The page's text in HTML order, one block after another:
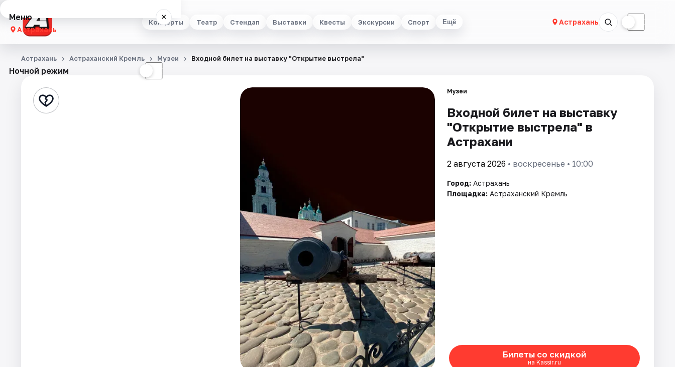
Концерты Театр Стендап Выставки Квесты Экскурсии Спорт Ещё Астрахань ☾
Меню ×
Астрахань
Концерты
Стендап
Ночной режим ☾
Астрахань Астраханский Кремль Музеи Входной билет на выставку "Открытие выстрела"
Музеи
Входной билет на выставку
"Открытие выстрела" в
Астрахани
2 августа 2026 • воскресенье • 10:00
Город: Астрахань
Площадка: Астраханский Кремль
Билеты со скидкой
на Kassir.ru